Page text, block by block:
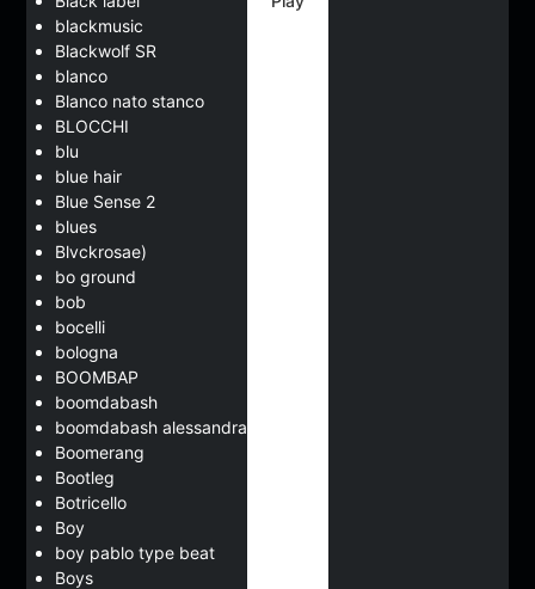
blackmusic
Blackwolf SR
blanco
Blanco nato stanco
BLOCCHI
blu
blue hair
Blue Sense 2
blues
Blvckrosae)
bo ground
bob
bocelli
bologna
BOOMBAP
boomdabash
boomdabash alessandra amoroso
Boomerang
Bootleg
Botricello
Boy
boy pablo type beat
Boys